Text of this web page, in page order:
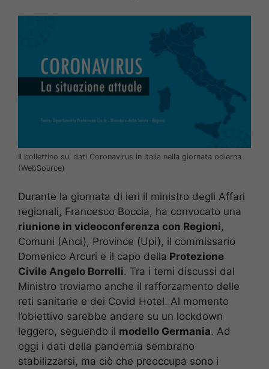
Il bollettino sui dati Coronavirus in Italia nella giornata odierna
(WebSource)
Durante la giornata di ieri il ministro degli Affari
regionali, Francesco Boccia, ha convocato una
riunione in videoconferenza con Regioni,
Comuni (Anci), Province (Upi), il commissario
Domenico Arcuri e il capo della Protezione
Civile Angelo Borrelli. Tra i temi discussi dal
Ministro troviamo anche il rafforzamento delle
reti sanitarie e dei Covid Hotel. Al momento
l’obiettivo sarebbe andare su un lockdown
leggero, seguendo il modello Germania. Ad
oggi i dati della pandemia sembrano
stabilizzarsi, ma ciò che preoccupa sono i